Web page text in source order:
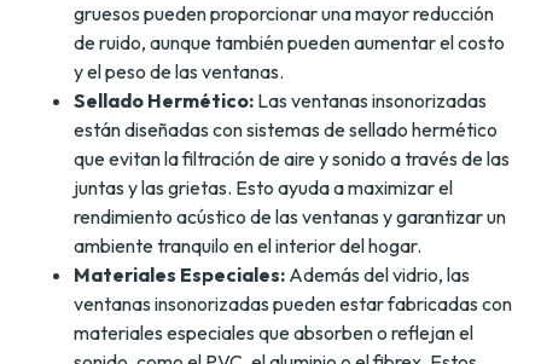
gruesos pueden proporcionar una mayor reducción
de ruido, aunque también pueden aumentar el costo
y el peso de las ventanas.
Sellado Hermético: Las ventanas insonorizadas
están diseñadas con sistemas de sellado hermético
que evitan la filtración de aire y sonido a través de las
juntas y las grietas. Esto ayuda a maximizar el
rendimiento acústico de las ventanas y garantizar un
ambiente tranquilo en el interior del hogar.
Materiales Especiales: Además del vidrio, las
ventanas insonorizadas pueden estar fabricadas con
materiales especiales que absorben o reflejan el